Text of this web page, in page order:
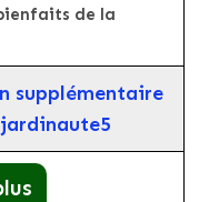
de la
supplémentaire